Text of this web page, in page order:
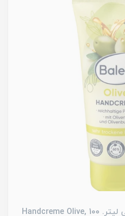
کرم دست زیتون 100 میلی لیتر. Handcreme Olive, 100